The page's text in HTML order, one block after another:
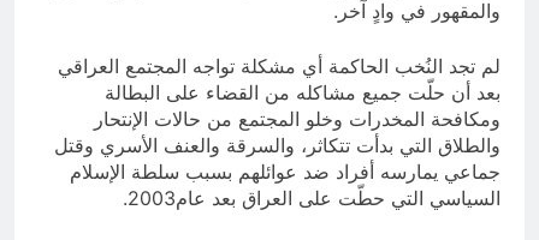
والمقهور في وادٍ آخر.
لم تجد النُخب الحاكمة أي مشكلة تواجه المجتمع العراقي
بعد أن حلّت جميع مشاكله من القضاء على البطالة
ومكافحة المخدرات وخلو المجتمع من حالات الإنتحار
والطلاق التي بدأت تتكاثر، والسرقة والعنف الأسري وقتل
جماعي يمارسه أفراد ضد عوائلهم بسبب سلطة الإسلام
السياسي التي حطّت على العراق بعد عام2003.